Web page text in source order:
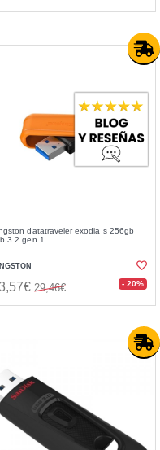
datatraveler exodia s 256gb
3.2 gen 1
29,46€ - 20%